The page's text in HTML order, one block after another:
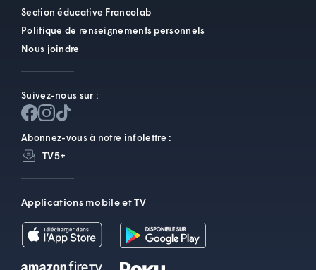
Section éducative Francolab
Politique de renseignements personnels
Nous joindre
Suivez-nous sur :
Abonnez-vous à notre infolettre :
TV5+
Applications mobile et TV